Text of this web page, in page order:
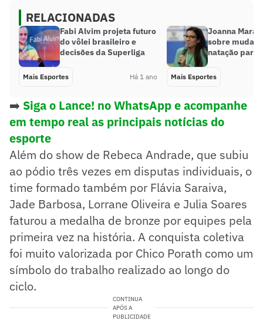
RELACIONADAS
Fabi Alvim projeta futuro
do vôlei brasileiro e
decisões da Superliga
Mais Esportes Há 1 ano
Joanna
sobre
natação para
Mais Esportes
➡️ Siga o Lance! no WhatsApp e acompanhe
em tempo real as principais notícias do
esporte
Além do show de Rebeca Andrade, que subiu
ao pódio três vezes em disputas individuais, o
time formado também por Flávia Saraiva,
Jade Barbosa, Lorrane Oliveira e Julia Soares
faturou a medalha de bronze por equipes pela
primeira vez na história. A conquista coletiva
foi muito valorizada por Chico Porath como um
símbolo do trabalho realizado ao longo do
ciclo.
CONTINUA
APÓS A
PUBLICIDADE